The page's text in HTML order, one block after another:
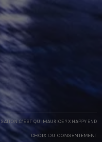
C'EST QUI MAURICE ? X HAPPY END
CHOIX DU CONSENTEMENT